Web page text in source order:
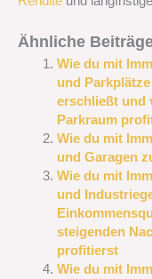
Ähnliche
Wie du mit
und
erschließt und
Parkraum
Wie du mit
und Garagen
Wie du mit
und
steigenden
profitierst
Wie du mit